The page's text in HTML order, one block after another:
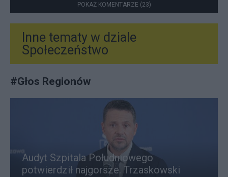
POKAŻ KOMENTARZE (23)
Inne tematy w dziale
Społeczeństwo
#Głos Regionów
Audyt Szpitala Południowego
potwierdził najgorsze. Trzaskowski